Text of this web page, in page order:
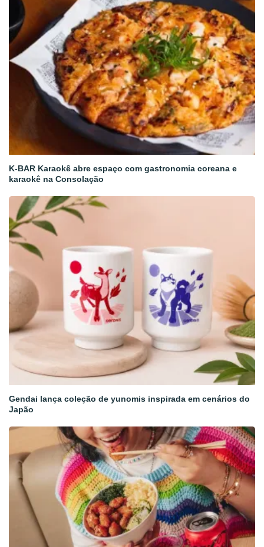
K-BAR Karaokê abre espaço com gastronomia coreana e
karaokê na Consolação
Gendai lança coleção de yunomis inspirada em cenários do
Japão